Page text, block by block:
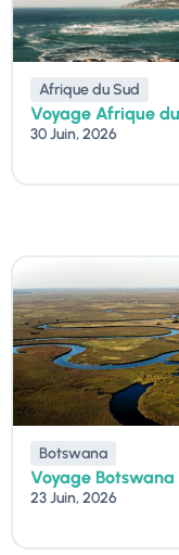
Afrique du Sud
Voyage Afrique
30 Juin, 2026
Botswana
Voyage
23 Juin, 2026